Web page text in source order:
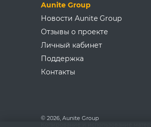
Aunite Group
Новости Aunite Group
Отзывы о проекте
Личный кабинет
Поддержка
Контакты
© 2026, Aunite Group